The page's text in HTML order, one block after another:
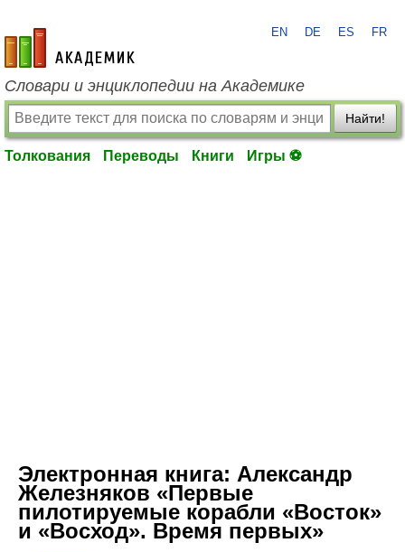
academic.ru
EN DE ES FR
Словари и энциклопедии на Академике
Найти!
Толкования Переводы Книги Игры ⚽
Электронная книга: Александр
Железняков «Первые
пилотируемые корабли «Восток»
и «Восход». Время первых»